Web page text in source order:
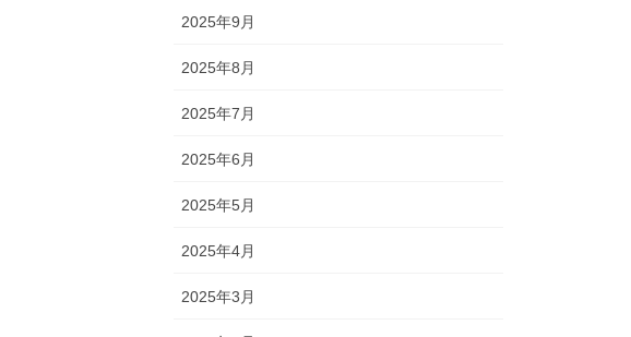
2025年9月
2025年8月
2025年7月
2025年6月
2025年5月
2025年4月
2025年3月